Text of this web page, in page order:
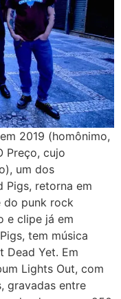
2019 (homônimo,
Preço, cujo
um dos
Pigs, retorna em
do punk rock
e clipe já em
tem música
Dead Yet. Em
Lights Out, com
gravadas entre